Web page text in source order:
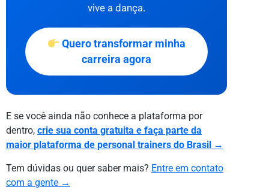
vive a dança.
Quero transformar minha
carreira agora
E se você ainda não conhece a plataforma por
dentro, crie sua conta gratuita e faça parte da
maior plataforma de personal trainers do Brasil →
Tem dúvidas ou quer saber mais? Entre em contato
com a gente →